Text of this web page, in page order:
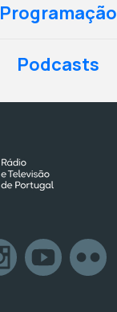
Programação
Podcasts